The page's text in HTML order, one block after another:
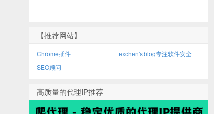
【推荐网站】
Chrome插件
exchen's blog专注软件安全
SEO顾问
高质量的代理IP推荐